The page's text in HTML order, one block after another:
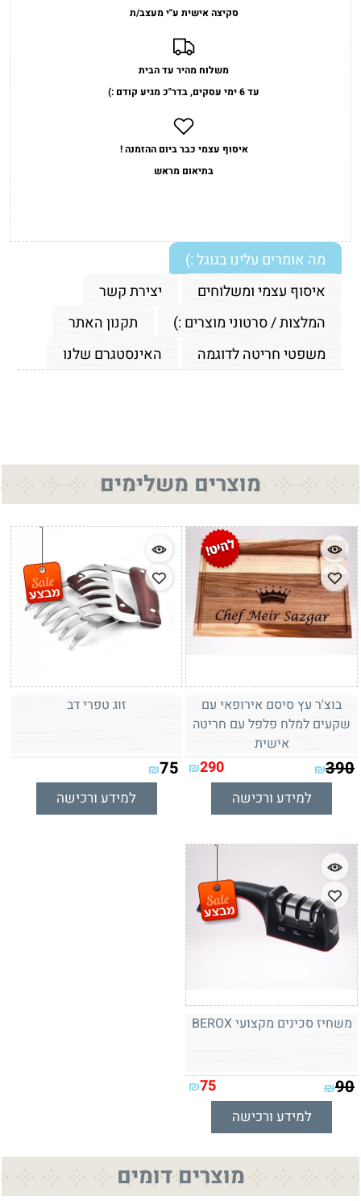
סקיצה אישית ע"י מעצב/ת
משלוח מהיר עד הבית
עד 6 ימי עסקים, בדר"כ מגיע קודם :)
איסוף עצמי כבר ביום ההזמנה !
בתיאום מראש
מה אומרים עלינו בגוגל :)
איסוף עצמי ומשלוחים
יצירת קשר
המלצות / סרטוני מוצרים :)
תקנון האתר
משפטי חריטה לדוגמה
האינסטגרם שלנו
מוצרים משלימים
בוצ'ר עץ סיסם אירופאי עם
שקעים למלח פלפל עם חריטה
אישית
₪390
₪290
למידע ורכישה
זוג טפרי דב
₪75
למידע ורכישה
משחיז סכינים מקצועי BEROX
₪90
₪75
למידע ורכישה
מוצרים דומים